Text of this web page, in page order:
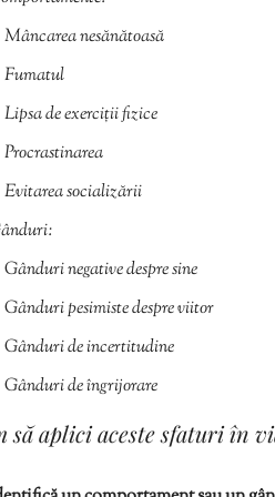
Mâncarea nesănătoasă
Fumatul
Lipsa de exerciții fizice
Procrastinarea
Evitarea socializării
Gânduri negative despre sine
Gânduri pesimiste despre viitor
Gânduri de incertitudine
Gânduri de îngrijorare
să aplici aceste sfaturi în